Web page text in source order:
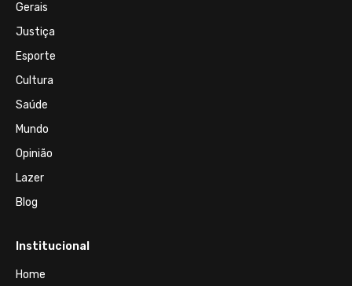
Gerais
Justiça
Esporte
Cultura
Saúde
Mundo
Opinião
Lazer
Blog
Institucional
Home